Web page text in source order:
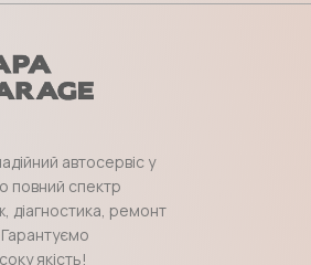
автосервіс у
повний спектр
діагностика, ремонт
якість!